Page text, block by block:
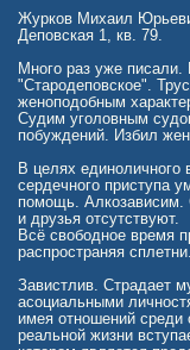
Журков Михаил
Деповская 1, кв. 79.
Много раз уже
"Стародеповское".
женоподобным
Судим уголовным
побуждений. Избил
В целях
сердечного приступа
помощь. Алкозависим.
и друзья отсутствуют.
Всё свободное время
распространяя сплетни.
Завистлив. Страдает
асоциальными
имея отношений среди
реальной жизни